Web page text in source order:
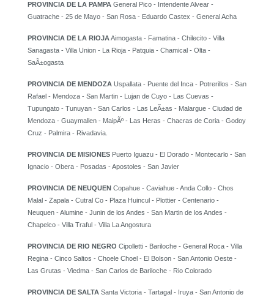
PROVINCIA DE LA PAMPA General Pico - Intendente Alvear -
Guatrache - 25 de Mayo - San Rosa - Eduardo Castex - General Acha
PROVINCIA DE LA RIOJAAimogasta - Famatina - Chilecito - Villa
Sanagasta - Villa Union - La Rioja - Patquia - Chamical - Olta -
SaÃ±ogasta
PROVINCIA DE MENDOZA Uspallata - Puente del Inca - Potrerillos - San
Rafael - Mendoza - San Martin - Lujan de Cuyo - Las Cuevas -
Tupungato - Tunuyan - San Carlos - Las LeÃ±as - Malargue - Ciudad de
Mendoza - Guaymallen - MaipÃº - Las Heras - Chacras de Coria - Godoy
Cruz - Palmira - Rivadavia.
PROVINCIA DE MISIONES Puerto Iguazu - El Dorado - Montecarlo - San
Ignacio - Obera - Posadas - Apostoles - San Javier
PROVINCIA DE NEUQUEN Copahue - Caviahue - Anda Collo - Chos
Malal - Zapala - Cutral Co - Plaza Huincul - Plottier - Centenario -
Neuquen - Alumine - Junin de los Andes - San Martin de los Andes -
Chapelco - Villa Traful - Villa La Angostura
PROVINCIA DE RIO NEGRO Cipolletti - Bariloche - General Roca - Villa
Regina - Cinco Saltos - Choele Choel - El Bolson - San Antonio Oeste -
Las Grutas - Viedma - San Carlos de Bariloche - Rio Colorado
PROVINCIA DE SALTA Santa Victoria - Tartagal - Iruya - San Antonio de